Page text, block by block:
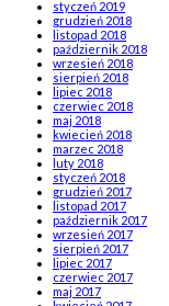
styczeń 2019
grudzień 2018
listopad 2018
październik 2018
wrzesień 2018
sierpień 2018
lipiec 2018
czerwiec 2018
maj 2018
kwiecień 2018
marzec 2018
luty 2018
styczeń 2018
grudzień 2017
listopad 2017
październik 2017
wrzesień 2017
sierpień 2017
lipiec 2017
czerwiec 2017
maj 2017